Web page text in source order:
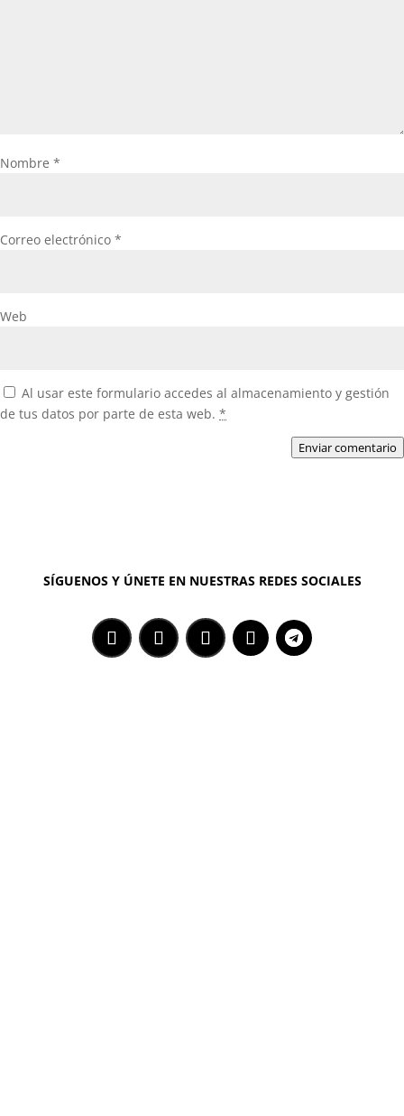
Nombre *
Correo electrónico *
Web
Al usar este formulario accedes al almacenamiento y gestión
de tus datos por parte de esta web. *
Enviar comentario
SÍGUENOS Y ÚNETE EN NUESTRAS REDES SOCIALES